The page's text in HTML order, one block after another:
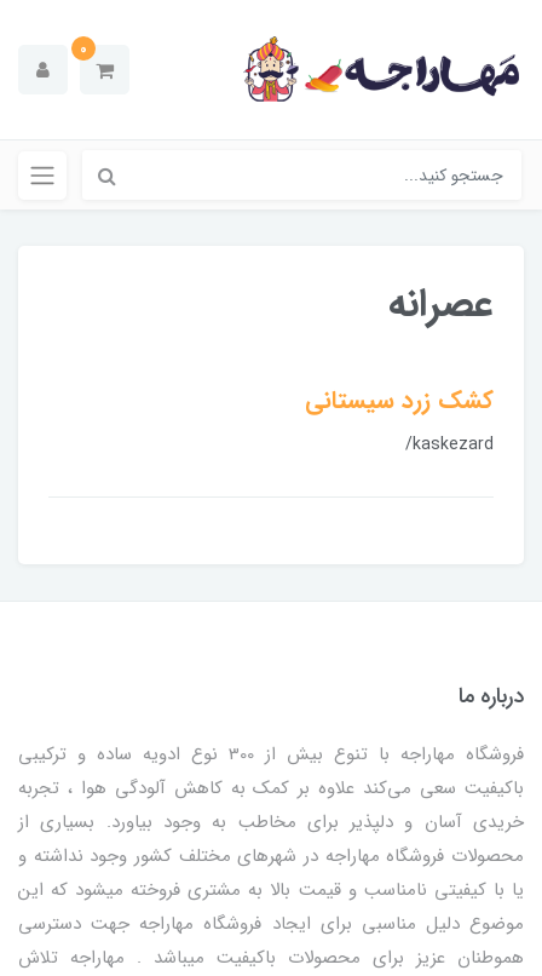
0
عصرانه
کشک زرد سیستانی
/kaskezard
درباره ما
فروشگاه مهاراجه با تنوع بیش از 300 نوع ادویه ساده و ترکیبی
باکیفیت سعی می‌کند علاوه بر کمک به کاهش آلودگی هوا ، تجربه
خریدی آسان و دلپذیر برای مخاطب به وجود بیاورد. بسیاری از
محصولات فروشگاه مهاراجه در شهرهای مختلف کشور وجود نداشته و
یا با کیفیتی نامناسب و قیمت بالا به مشتری فروخته میشود که این
موضوع دلیل مناسبی برای ایجاد فروشگاه مهاراجه جهت دسترسی
هموطنان عزیز برای محصولات باکیفیت میباشد . مهاراجه تلاش